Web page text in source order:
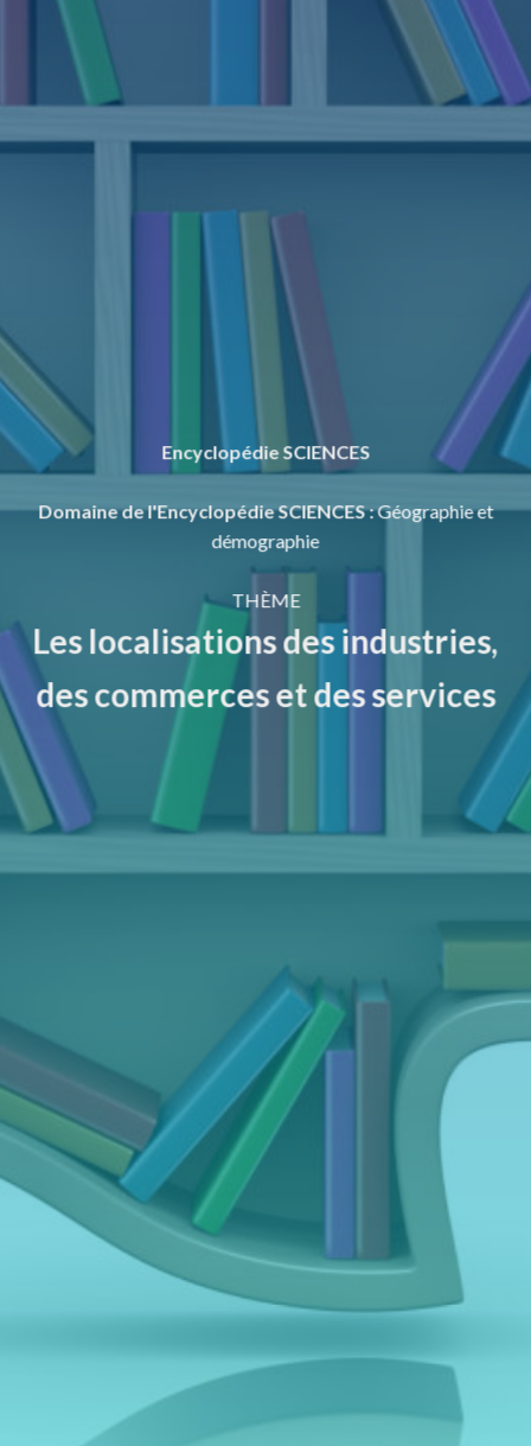
Encyclopédie SCIENCES
Domaine de l'Encyclopédie SCIENCES:Géographie et
démographie
THÈME
Les localisations des industries,
des commerces et des services